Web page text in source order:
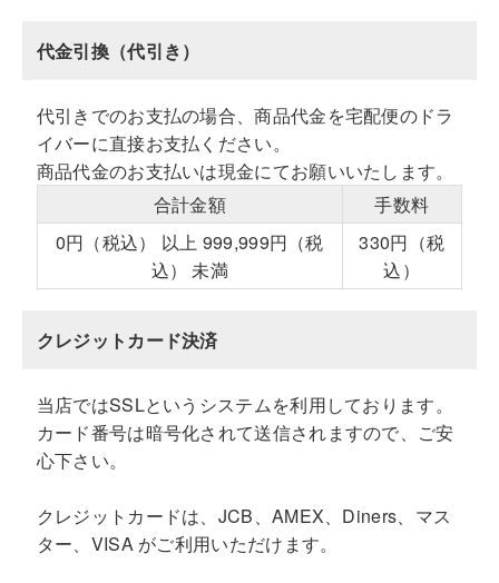
代金引換（代引き）
代引きでのお支払の場合、商品代金を宅配便のドラ
イバーに直接お支払ください。
商品代金のお支払いは現金にてお願いいたします。
合計金額
手数料
0円（税込） 以上 999,999円（税
込） 未満
330円（税
込）
クレジットカード決済
当店ではSSLというシステムを利用しております。
カード番号は暗号化されて送信されますので、ご安
心下さい。
クレジットカードは、JCB、AMEX、Diners、マス
ター、VISA がご利用いただけます。